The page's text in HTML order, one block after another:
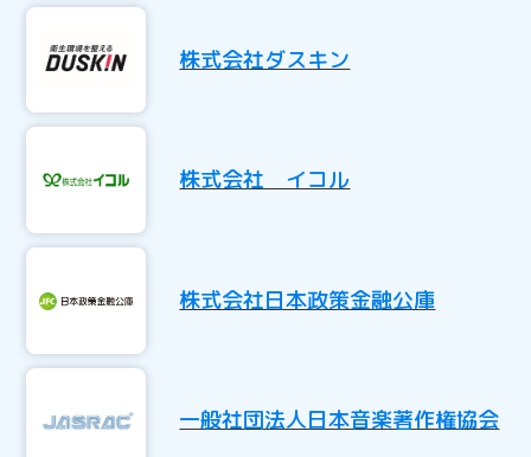
株式会社ダスキン
株式会社 イコル
株式会社日本政策金融公庫
一般社団法人日本音楽著作権協会